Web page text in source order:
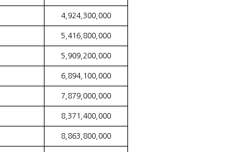
4,924,300,000
5,416,800,000
5,909,200,000
6,894,100,000
7,879,000,000
8,371,400,000
8,863,800,000